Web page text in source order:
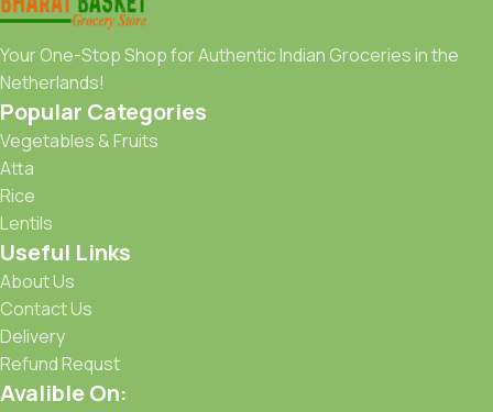
Your One-Stop Shop for Authentic Indian Groceries in the
Netherlands!
Popular Categories
Vegetables & Fruits
Atta
Rice
Lentils
Useful Links
About Us
Contact Us
Delivery
Refund Requst
Avalible On: